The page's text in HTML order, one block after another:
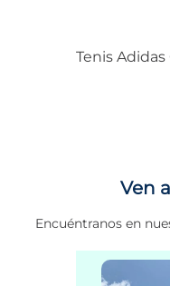
Tenis
Ven
Encuéntranos en